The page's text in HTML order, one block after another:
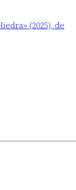
(2025), de